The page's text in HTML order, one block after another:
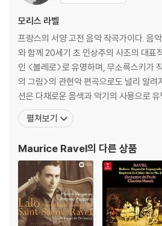
모리스 라벨
프랑스의 서양 고전 음악 작곡가이다. 음
와 함께 20세기 초 인상주의 사조의 대표
인 <볼레로>로 유명하며, 무소륵스키가
의 그림>의 관현악 편곡으로도 널리 알려
션은 다채로운 음색과 악기의 사용으로 유명하다. 그는
크 지방의 Ciboure에서 바스크계의 어머
부터 태어났다. 열 네살이 되자 그의 아버
뛰어난 재능을 보였는데, 재학 중 발표한 <
펼쳐보기
Maurice Ravel의 다른 상품